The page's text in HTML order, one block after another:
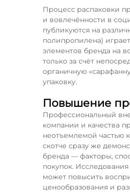
Процесс распаковки
и вовлечённости в
публикуются на
полипропилена)
элементов бренда на
только за счёт
органичную
упаковку.
Повышение
Профессиональный
компании и качества
неотъемлемой частью
скотче сразу же
бренда — факторы,
покупок.
может повысить
ценообразования и